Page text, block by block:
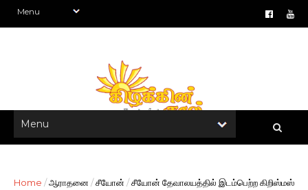
Home /ஆராதனை /சீயோன் /சீயோன் தேவாலயத்தில் இடம்பெற்ற கிறிஸ்மஸ்